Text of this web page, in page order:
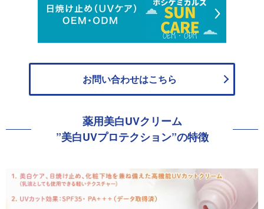
お問い合わせはこちら
薬用美白UVクリーム
”美白UVプロテクション”の特徴